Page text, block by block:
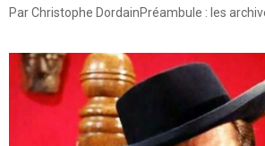
Par Christophe DordainPréambule : les